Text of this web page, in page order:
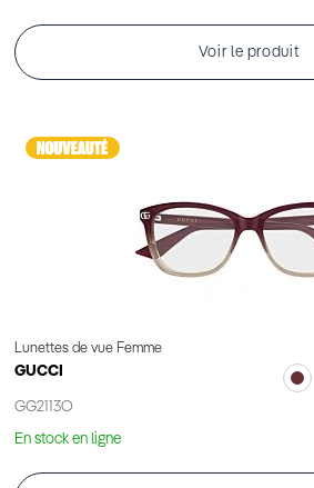
Voir le produit
Lunettes de vue Femme
GUCCI
GG2113O
En stock en ligne